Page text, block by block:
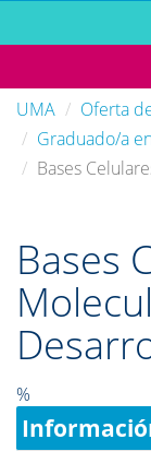
UMA
Oferta
Graduado/a
Bases
Bases
%